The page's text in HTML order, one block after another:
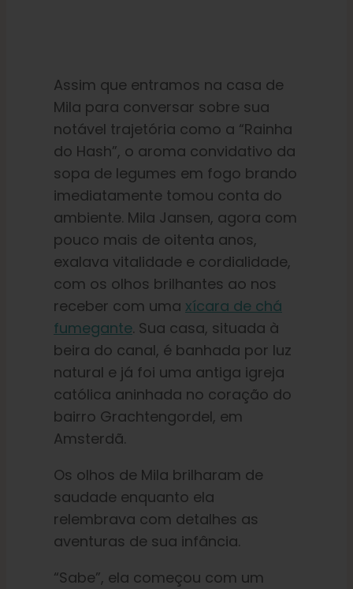
Assim que entramos na casa de
Mila para conversar sobre sua
notável trajetória como a “Rainha
do Hash”, o aroma convidativo da
sopa de legumes em fogo brando
imediatamente tomou conta do
ambiente. Mila Jansen, agora com
pouco mais de oitenta anos,
exalava vitalidade e cordialidade,
com os olhos brilhantes ao nos
receber com uma xícara de chá
fumegante. Sua casa, situada à
beira do canal, é banhada por luz
natural e já foi uma antiga igreja
católica aninhada no coração do
bairro Grachtengordel, em
Amsterdã.
Os olhos de Mila brilharam de
saudade enquanto ela
relembrava com detalhes as
aventuras de sua infância.
“Sabe”, ela começou com um